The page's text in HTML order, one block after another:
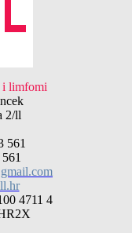
i limfomi
2/ll
561
4711 4